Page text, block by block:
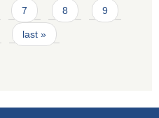
7 8 9
last »